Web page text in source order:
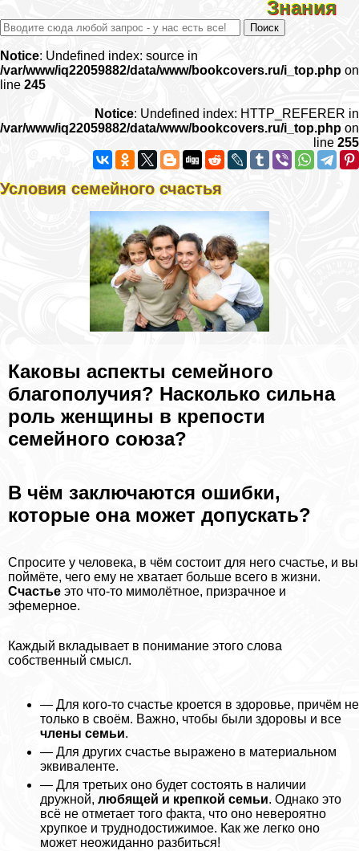
Знания
Notice: Undefined index: source in
/var/www/iq22059882/data/www/bookcovers.ru/i_top.php on
line 245
Notice: Undefined index: HTTP_REFERER in
/var/www/iq22059882/data/www/bookcovers.ru/i_top.php on
line 255
Условия семейного счастья
Каковы аспекты семейного
благополучия? Насколько сильна
роль женщины в крепости
семейного союза?
В чём заключаются ошибки,
которые она может допускать?
Спросите у человека, в чём состоит для него счастье, и вы
поймёте, чего ему не хватает больше всего в жизни.
Счастье это что-то мимолётное, призрачное и
эфемерное.
Каждый вкладывает в понимание этого слова
собственный смысл.
— Для кого-то счастье кроется в здоровье, причём не
только в своём. Важно, чтобы были здоровы и все
члeны семьи.
— Для других счастье выражено в материальном
эквиваленте.
— Для третьих оно будет состоять в наличии
дружной, любящей и крепкой семьи. Однако это
всё не отметает того факта, что оно невероятно
хрупкое и труднодостижимое. Как же легко оно
может неожиданно разбиться!